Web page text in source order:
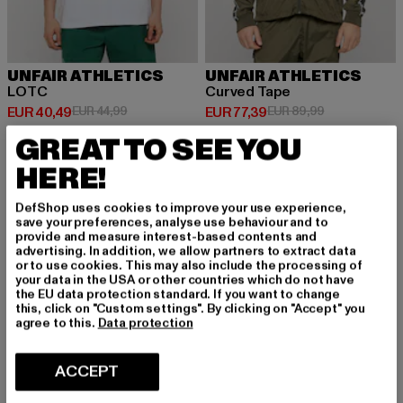
UNFAIR ATHLETICS
LOTC
EUR 40,49
Huidige prijs: EUR 40,49
EUR 44,99Actieprijs: EUR 44,99
UNFAIR ATHLETICS
Curved Tape
EUR 77,39
Huidige prijs: EUR 77,39
EUR 89,99Actieprijs:
-13%
GREAT TO SEE YOU
HERE!
DefShop uses cookies to improve your use experience,
save your preferences, analyse use behaviour and to
provide and measure interest-based contents and
advertising. In addition, we allow partners to extract data
or to use cookies. This may also include the processing of
your data in the USA or other countries which do not have
the EU data protection standard. If you want to change
this, click on "Custom settings". By clicking on "Accept" you
agree to this. Data protection
ACCEPT